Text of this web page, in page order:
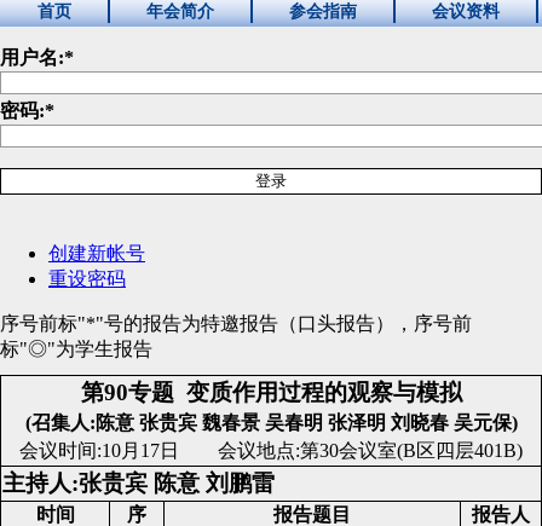
首页 年会简介 参会指南 会议资料
用户名:*
密码:*
创建新帐号
重设密码
序号前标"*"号的报告为特邀报告（口头报告），序号前
标"◎"为学生报告
第90专题 变质作用过程的观察与模拟
(召集人:陈意 张贵宾 魏春景 吴春明 张泽明 刘晓春 吴元保)
会议时间:10月17日 会议地点:第30会议室(B区四层401B)
主持人:张贵宾 陈意 刘鹏雷
时间 序 报告题目 报告人